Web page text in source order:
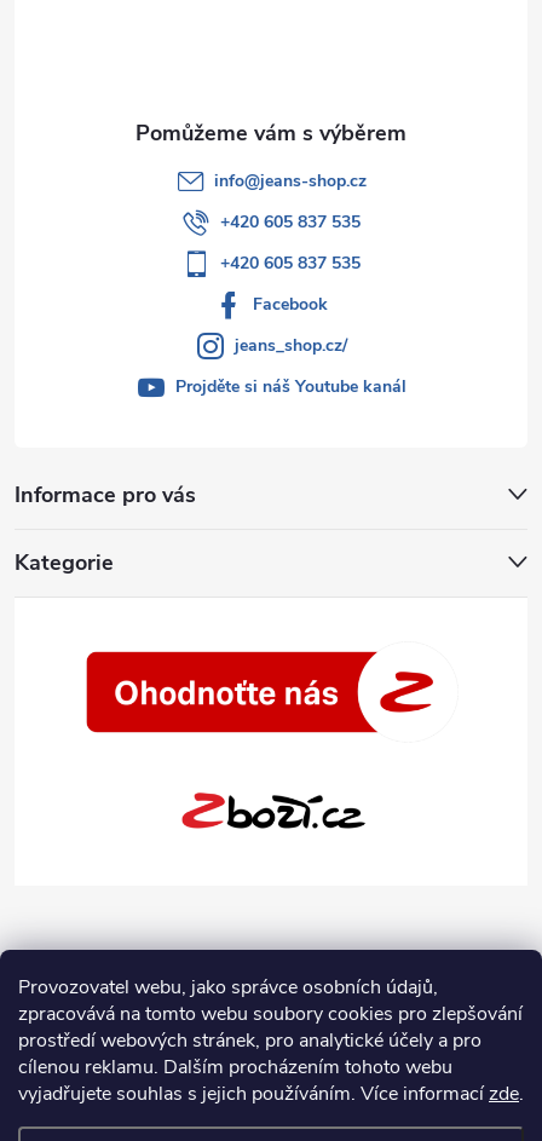
Provozovatel webu, jako správce osobních údajů,
zpracovává na tomto webu soubory cookies pro zlepšování
prostředí webových stránek, pro analytické účely a pro
cílenou reklamu. Dalším procházením tohoto webu
vyjadřujete souhlas s jejich používáním. Více informacízde.
Informace pro vás
Kategorie
info@jeans-shop.cz
+420 605 837 535
+420 605 837 535
Facebook
jeans_shop.cz/
Projděte si náš Youtube kanál